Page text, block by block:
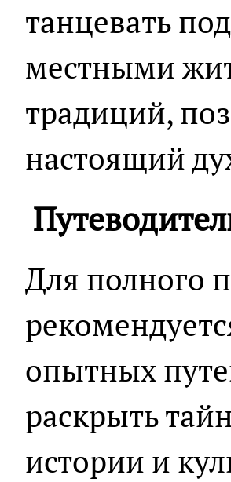
танцевать
местными
традиций,
настоящий
Для полного
опытных
раскрыть
истории и